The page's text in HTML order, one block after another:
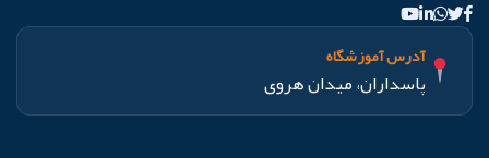
آدرس آموزشگاه
پاسداران، میدان هروی